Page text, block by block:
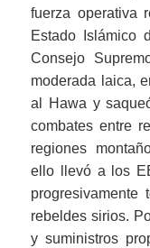
fuerza operativa
Estado Islámico
Consejo
moderada laica,
al Hawa y
combates entre
regiones
ello llevó a los
rebeldes sirios.
y suministros